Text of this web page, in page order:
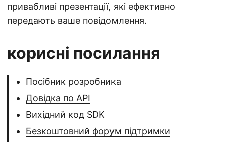
привабливі презентації, які ефективно
передають ваше повідомлення.
корисні посилання
Посібник розробника
Довідка по API
Вихідний код SDK
Безкоштовний форум підтримки